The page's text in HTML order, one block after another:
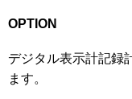
OPTION
デジタル表示計記録
ます。